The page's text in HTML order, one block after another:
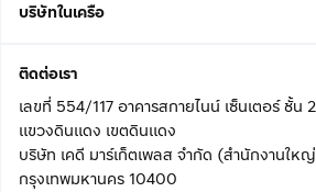
บริษัทในเครือ
ติดต่อเรา
เลขที่ 554/117 อาคารสกายไนน์ เซ็นเตอร์ ชั้
แขวงดินแดง เขตดินแดง
บริษัท เคดี มาร์เก็ตเพลส จำกัด (สำนักงานให
กรุงเทพมหานคร 10400